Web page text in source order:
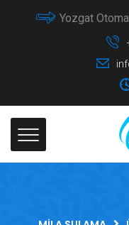
Yozgat